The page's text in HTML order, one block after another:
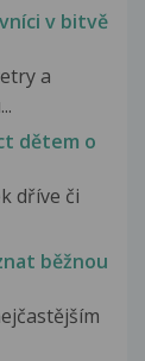
v bitvě
a
dětem o
dříve či
běžnou